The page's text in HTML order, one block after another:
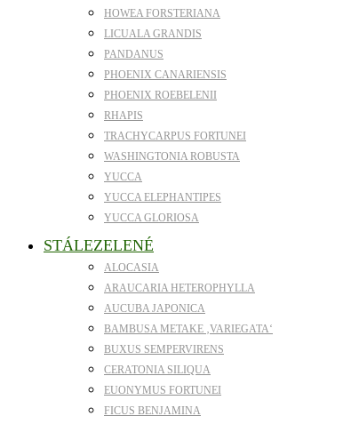
HOWEA FORSTERIANA
LICUALA GRANDIS
PANDANUS
PHOENIX CANARIENSIS
PHOENIX ROEBELENII
RHAPIS
TRACHYCARPUS FORTUNEI
WASHINGTONIA ROBUSTA
YUCCA
YUCCA ELEPHANTIPES
YUCCA GLORIOSA
STÁLEZELENÉ
ALOCASIA
ARAUCARIA HETEROPHYLLA
AUCUBA JAPONICA
BAMBUSA METAKE ‚VARIEGATA‘
BUXUS SEMPERVIRENS
CERATONIA SILIQUA
EUONYMUS FORTUNEI
FICUS BENJAMINA